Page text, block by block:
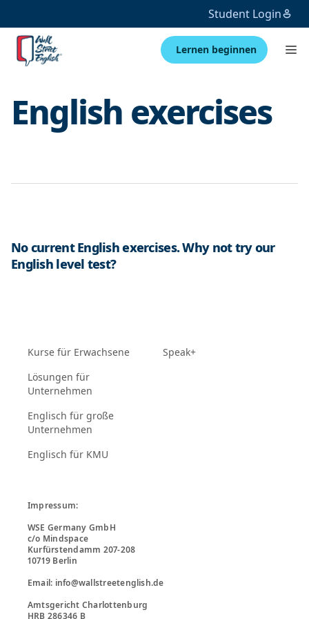
Student Login
Lernen beginnen
English exercises
No current English exercises. Why not try our
English level test?
Kurse für Erwachsene
Lösungen für
Unternehmen
Englisch für große
Unternehmen
Englisch für KMU
Speak+
Impressum:
WSE Germany GmbH
c/o Mindspace
Kurfürstendamm 207-208
10719 Berlin
Email: info@wallstreetenglish.de
Amtsgericht Charlottenburg
HRB 286346 B